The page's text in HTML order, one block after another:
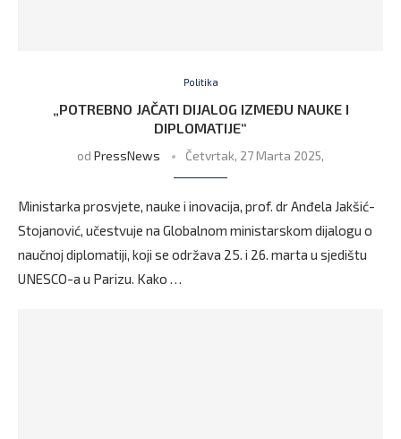
Politika
„POTREBNO JAČATI DIJALOG IZMEĐU NAUKE I
DIPLOMATIJE“
od PressNews Četvrtak, 27 Marta 2025,
Ministarka prosvjete, nauke i inovacija, prof. dr Anđela Jakšić-
Stojanović, učestvuje na Globalnom ministarskom dijalogu o
naučnoj diplomatiji, koji se održava 25. i 26. marta u sjedištu
UNESCO-a u Parizu. Kako …